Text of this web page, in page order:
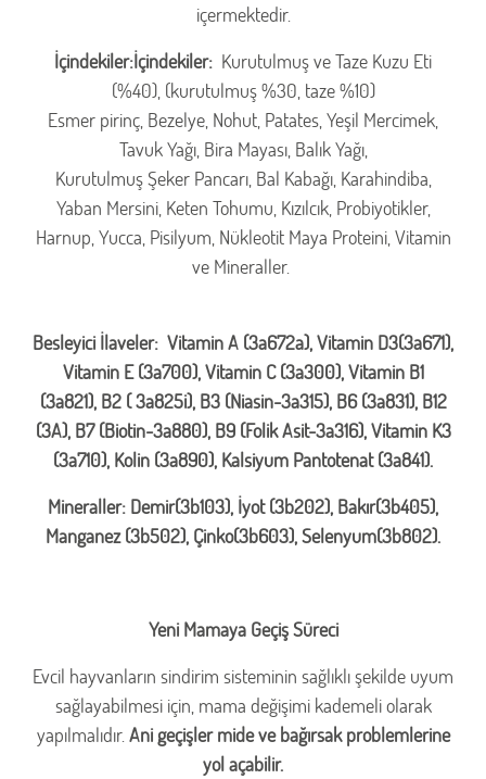
içermektedir.
İçindekiler:İçindekiler: Kurutulmuş ve Taze Kuzu Eti
(%40), (kurutulmuş %30, taze %10)
Esmer pirinç, Bezelye, Nohut, Patates, Yeşil Mercimek,
Tavuk Yağı, Bira Mayası, Balık Yağı,
Kurutulmuş Şeker Pancarı, Bal Kabağı, Karahindiba,
Yaban Mersini, Keten Tohumu, Kızılcık, Probiyotikler,
Harnup, Yucca, Pisilyum, Nükleotit Maya Proteini, Vitamin
ve Mineraller.
Besleyici İlaveler: Vitamin A (3a672a), Vitamin D3(3a671),
Vitamin E (3a700), Vitamin C (3a300), Vitamin B1
(3a821), B2 ( 3a825i), B3 (Niasin-3a315), B6 (3a831), B12
(3A), B7 (Biotin-3a880), B9 (Folik Asit-3a316), Vitamin K3
(3a710), Kolin (3a890), Kalsiyum Pantotenat (3a841).
Mineraller: Demir(3b103), İyot (3b202), Bakır(3b405),
Manganez (3b502), Çinko(3b603), Selenyum(3b802).
Yeni Mamaya Geçiş Süreci
Evcil hayvanların sindirim sisteminin sağlıklı şekilde uyum
sağlayabilmesi için, mama değişimi kademeli olarak
yapılmalıdır.Ani geçişler mide ve bağırsak problemlerine
yol açabilir.